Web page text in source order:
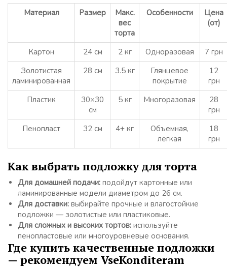
Материал Размер
Макс.
вес
торта
Особенности
Цена
(от)
Картон 24 см 2 кг Одноразовая
7 грн
Золотистая
ламинированная
28 см 3.5 кг
Глянцевое
покрытие
12
грн
Пластик
30×30
см
5 кг Многоразовая
28
грн
Пенопласт
32 см 4+ кг
Объемная,
легкая
18
грн
Как выбрать подложку для торта
Для домашней подачи: подойдут картонные или
ламинированные модели диаметром до 26 см.
Для доставки: выбирайте прочные и влагостойкие
подложки — золотистые или пластиковые.
Для сложных и высоких тортов: используйте
пенопластовые или многоуровневые основания.
Где купить качественные подложки
— рекомендуем VseKonditeram